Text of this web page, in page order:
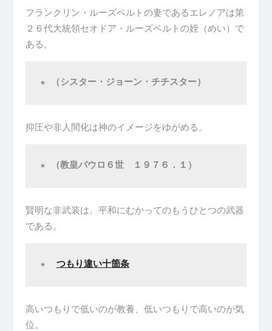
フランクリン・ルーズベルトの妻であるエレノアは第
２６代大統領セオドア・ルーズベルトの姪（めい）で
ある。
★ （シスター・ジョーン・チチスター）
抑圧や非人間化は神のイメージをゆがめる。
★ （教皇パウロ６世　１９７６．１）
賢明な非武装は、平和にむかってのもうひとつの武器
である。
★ つもり違い十箇条
高いつもりで低いのが教養、低いつもりで高いのが気
位。